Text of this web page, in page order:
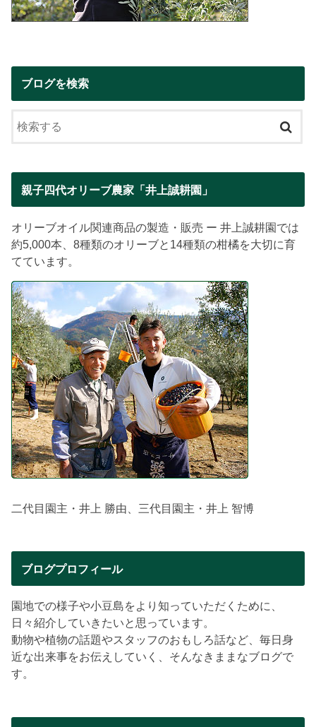
ブログを検索
親子四代オリーブ農家「井上誠耕園」
オリーブオイル関連商品の製造・販売 ー 井上誠耕園では
約5,000本、8種類のオリーブと14種類の柑橘を大切に育
てています。
二代目園主・井上 勝由、三代目園主・井上 智博
ブログプロフィール
園地での様子や小豆島をより知っていただくために、
日々紹介していきたいと思っています。
動物や植物の話題やスタッフのおもしろ話など、毎日身
近な出来事をお伝えしていく、そんなきままなブログで
す。